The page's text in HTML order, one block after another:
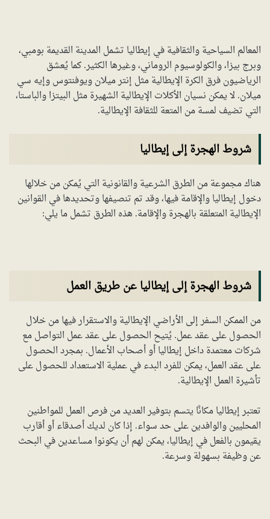
المعالم السياحية والثقافية في إيطاليا تشمل المدينة القديمة بومبي،
وبرج بيزا، والكولوسيوم الروماني، وغيرها الكثير. كما يُعشق
الرياضيون فرق الكرة الإيطالية مثل إنتر ميلان ويوفنتوس وإيه سي
ميلان. لا يمكن نسيان الأكلات الإيطالية الشهيرة مثل البيتزا والباستا،
التي تضيف لمسة من المتعة للثقافة الإيطالية.
شروط الهجرة إلى إيطاليا
هناك مجموعة من الطرق الشرعية والقانونية التي يُمكن من خلالها
دخول إيطاليا والإقامة فيها، وقد تم تنصيفها وتحديدها في القوانين
الإيطالية المتعلقة بالهجرة والإقامة. هذه الطرق تشمل ما يلي:
شروط الهجرة إلى إيطاليا عن طريق العمل
من الممكن السفر إلى الأراضي الإيطالية والاستقرار فيها من خلال
الحصول على عقد عمل. يُتيح الحصول على عقد عمل التواصل مع
شركات معتمدة داخل إيطاليا أو أصحاب الأعمال. بمجرد الحصول
على عقد العمل، يمكن للفرد البدء في عملية الاستعداد للحصول على
تأشيرة العمل الإيطالية.
تعتبر إيطاليا مكانًا يتسم بتوفير العديد من فرص العمل للمواطنين
المحليين والوافدين على حد سواء. إذا كان لديك أصدقاء أو أقارب
يقيمون بالفعل في إيطاليا، يمكن لهم أن يكونوا مساعدين في البحث
عن وظيفة بسهولة وسرعة.